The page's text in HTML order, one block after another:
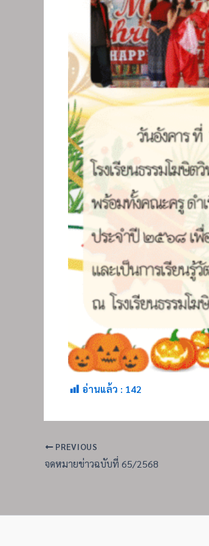
อ่านแล้ว : 142
PREVIOUS
จดหมายข่าวฉบับที่ 65/2568